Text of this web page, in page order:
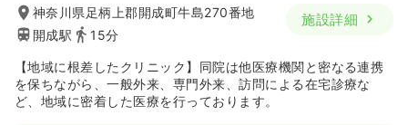
給与 24.5〜31.5万円/月 賞与4.4ヶ月
※一例
時間 8:45～17:00
4週8休以上
担当業務未経験可
ブランク可
月給31万円以上可
神奈川県足柄上郡開成町牛島270番地
開成駅
15分
施設詳細
【地域に根差したクリニック】同院は他医療機関と密なる連携
を保ちながら、一般外来、専門外来、訪問による在宅診療な
ど、地域に密着した医療を行っております。